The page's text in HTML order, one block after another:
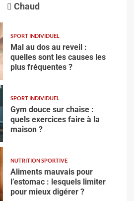
Chaud
SPORT INDIVIDUEL
Mal au dos au reveil :
quelles sont les causes les
plus fréquentes ?
SPORT INDIVIDUEL
Gym douce sur chaise :
quels exercices faire à la
maison ?
NUTRITION SPORTIVE
Aliments mauvais pour
l’estomac : lesquels limiter
pour mieux digérer ?